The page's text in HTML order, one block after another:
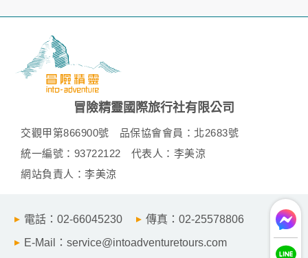
個人的資料，其範圍如下：
您所提供的姓名、電子郵件地址、聯絡方式及使用時間等。
於一般瀏覽時，伺服器會自行記錄相關行徑，包括您使用連線
設備的 IP 位址、使用時間、使用的瀏覽器、瀏覽及點選資料記
錄等，做為我們增進網站服務的參考依據，此記錄為內部應
為提供精確的服務，我們會將收集的問卷調查內容進行統計與
外，我們會視需要公佈統計數據及說明文字，但不涉及特定個
人之資料。
的個人資料揭露予第三人或使用於蒐集目的以外之其他用途。
贈獎時，本網站會收集您的個人識別資料，本網站也可以從商
業夥伴處取得個人資料。
身份證字號、電子郵件、出生日期、性別、行業等相關資料，
冒險精靈國際旅行社有限公司
交觀甲第866900號
品保協會會員：北2683號
統一編號：93722122
代表人：李美涼
網站負責人：李美涼
電話：02-66045230
傳真：02-25578806
E-Mail：service@intoadventuretours.com